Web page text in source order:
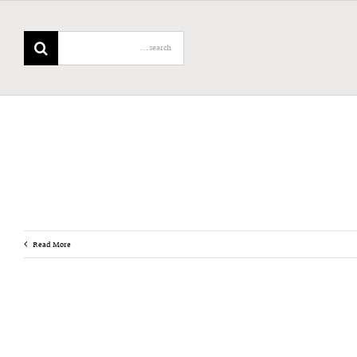
Search
for:
Read More